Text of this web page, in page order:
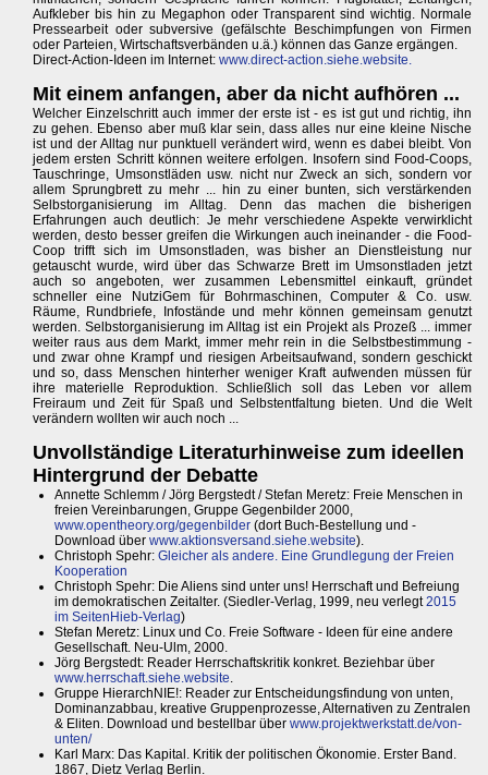
Aufkleber bis hin zu Megaphon oder Transparent sind wichtig. Normale
Pressearbeit oder subversive (gefälschte Beschimpfungen von Firmen
oder Parteien, Wirtschaftsverbänden u.ä.) können das Ganze ergängen.
Direct-Action-Ideen im Internet: www.direct-action.siehe.website.
Mit einem anfangen, aber da nicht aufhören ...
Welcher Einzelschritt auch immer der erste ist - es ist gut und richtig, ihn
zu gehen. Ebenso aber muß klar sein, dass alles nur eine kleine Nische
ist und der Alltag nur punktuell verändert wird, wenn es dabei bleibt. Von
jedem ersten Schritt können weitere erfolgen. Insofern sind Food-Coops,
Tauschringe, Umsonstläden usw. nicht nur Zweck an sich, sondern vor
allem Sprungbrett zu mehr ... hin zu einer bunten, sich verstärkenden
Selbstorganisierung im Alltag. Denn das machen die bisherigen
Erfahrungen auch deutlich: Je mehr verschiedene Aspekte verwirklicht
werden, desto besser greifen die Wirkungen auch ineinander - die Food-
Coop trifft sich im Umsonstladen, was bisher an Dienstleistung nur
getauscht wurde, wird über das Schwarze Brett im Umsonstladen jetzt
auch so angeboten, wer zusammen Lebensmittel einkauft, gründet
schneller eine NutziGem für Bohrmaschinen, Computer & Co. usw.
Räume, Rundbriefe, Infostände und mehr können gemeinsam genutzt
werden. Selbstorganisierung im Alltag ist ein Projekt als Prozeß ... immer
weiter raus aus dem Markt, immer mehr rein in die Selbstbestimmung -
und zwar ohne Krampf und riesigen Arbeitsaufwand, sondern geschickt
und so, dass Menschen hinterher weniger Kraft aufwenden müssen für
ihre materielle Reproduktion. Schließlich soll das Leben vor allem
Freiraum und Zeit für Spaß und Selbstentfaltung bieten. Und die Welt
verändern wollten wir auch noch ...
Unvollständige Literaturhinweise zum ideellen
Hintergrund der Debatte
Annette Schlemm / Jörg Bergstedt / Stefan Meretz: Freie Menschen in
freien Vereinbarungen, Gruppe Gegenbilder 2000,
www.opentheory.org/gegenbilder (dort Buch-Bestellung und -
Download über www.aktionsversand.siehe.website).
Christoph Spehr: Gleicher als andere. Eine Grundlegung der Freien
Kooperation
Christoph Spehr: Die Aliens sind unter uns! Herrschaft und Befreiung
im demokratischen Zeitalter. (Siedler-Verlag, 1999, neu verlegt2015
im SeitenHieb-Verlag)
Stefan Meretz: Linux und Co. Freie Software - Ideen für eine andere
Gesellschaft. Neu-Ulm, 2000.
Jörg Bergstedt: Reader Herrschaftskritik konkret. Beziehbar über
www.herrschaft.siehe.website.
Gruppe HierarchNIE!: Reader zur Entscheidungsfindung von unten,
Dominanzabbau, kreative Gruppenprozesse, Alternativen zu Zentralen
& Eliten. Download und bestellbar über www.projektwerkstatt.de/von-
unten/
Karl Marx: Das Kapital. Kritik der politischen Ökonomie. Erster Band.
1867, Dietz Verlag Berlin.